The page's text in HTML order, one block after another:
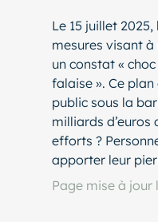
Le 15 juillet
mesures visant
un constat «
falaise ». Ce
public sous la
milliards d’euros
efforts ?
apporter leur
Page mise à jour